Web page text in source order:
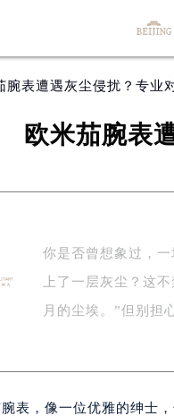
腕表遭遇灰尘侵扰？专业
欧米茄腕表
你是否曾想象过，
上了一层灰尘？这
月的尘埃。”但别担
表，像一位优雅的绅士